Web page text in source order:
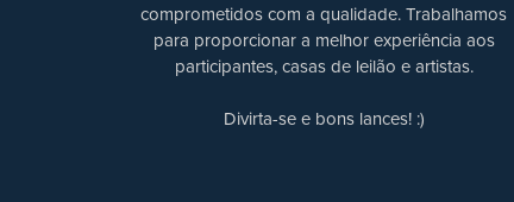
comprometidos com a qualidade. Trabalhamos
para proporcionar a melhor experiência aos
participantes, casas de leilão e artistas.
Divirta-se e bons lances! :)